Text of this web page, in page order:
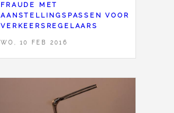
FRAUDE MET
AANSTELLINGSPASSEN VOOR
VERKEERSREGELAARS
WO, 10 FEB 2016